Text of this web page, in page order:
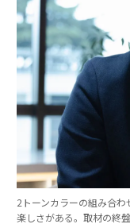
2トーンカラーの組み合
楽しさがある。取材の終